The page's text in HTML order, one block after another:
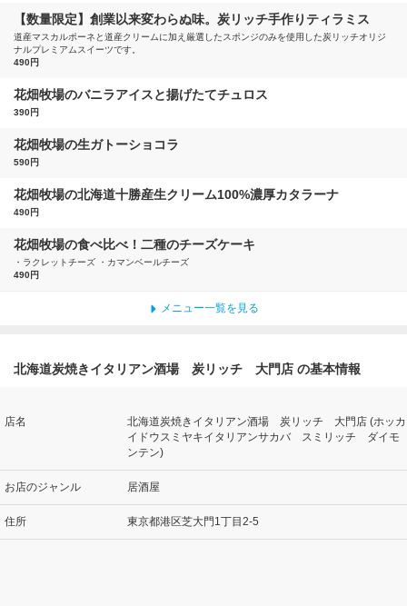
【数量限定】創業以来変わらぬ味。炭リッチ手作りティラミス
道産マスカルポーネと道産クリームに加え厳選したスポンジのみを使用した炭リッチオリジ
ナルプレミアムスイーツです。
490円
花畑牧場のバニラアイスと揚げたてチュロス
390円
花畑牧場の生ガトーショコラ
590円
花畑牧場の北海道十勝産生クリーム100%濃厚カタラーナ
490円
花畑牧場の食べ比べ！二種のチーズケーキ
・ラクレットチーズ ・カマンベールチーズ
490円
メニュー一覧を見る
北海道炭焼きイタリアン酒場 炭リッチ 大門店 の基本情報
店名
北海道炭焼きイタリアン酒場 炭リッチ 大門店 (ホッカ
イドウスミヤキイタリアンサカバ スミリッチ ダイモ
ンテン)
お店のジャンル 居酒屋
住所 東京都港区芝大門1丁目2-5